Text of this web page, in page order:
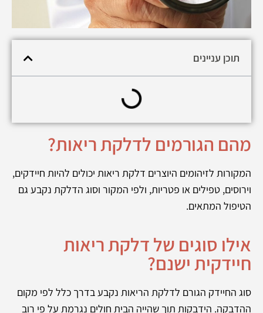
תוכן עניינים
מהם הגורמים לדלקת ריאות?
המקורות לזיהומים היוצרים דלקת ריאות יכולים להיות חיידקים,
וירוסים, טפילים או פטריות, ולפי המקור וסוג הדלקת נקבע גם
הטיפול המתאים.
אילו סוגים של דלקת ריאות
חיידקית ישנם?
סוג החיידק הגורם לדלקת הריאות נקבע בדרך כלל לפי מקום
ההדבקה. הידבקות תוך שהייה הבית חולים נגרמת על פי רוב